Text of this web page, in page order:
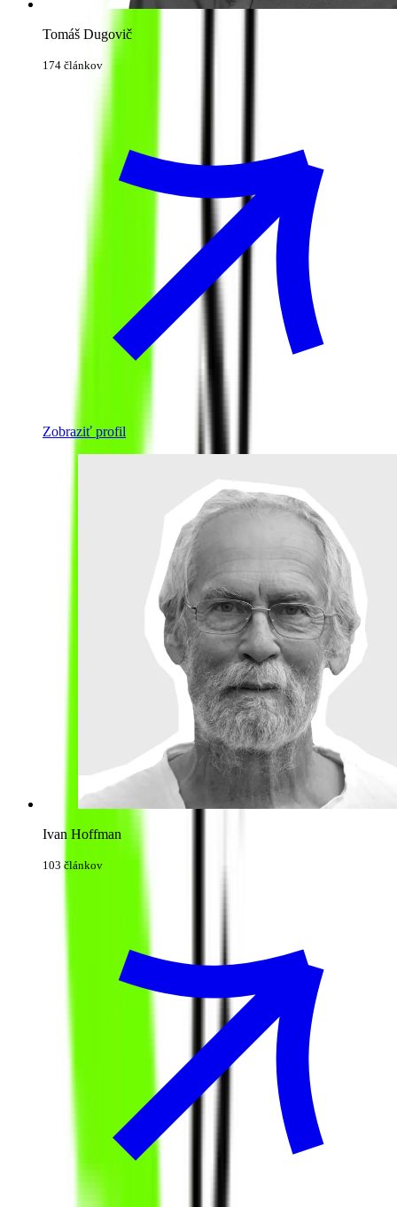
Tomáš Dugovič
174 článkov
Zobraziť profil
Ivan Hoffman
103 článkov